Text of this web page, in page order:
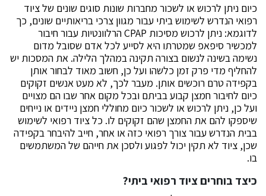
כיום ניתן לרכוש או לשכור מחברות שונות סוגים שונים של ציוד
רפואי הנדרש לשימוש ביתי עבור מגוון צרכי בריאותיים שונים, כך
לדוגמא: ניתן לרכוש מסיכות CPAP הרלוונטיות עבור חיבור
למכשיר סיפאפ שמטרתו היא לסייע לכל אדם שסובל מדום
נשימה בשינה לנשום בצורה תקינה במהלך הלילה. את המסכות יש
להחליף מדי פרק זמן כלשהו ועל כן, חשוב מאוד לבחור אותן
בקפידה טרם רוכשים אותן. מעבר לכך, לא מעט אנשים זקוקים
כיום לחיבור חמצן קבוע בביתם ובכל מקום אחר שבו הם מצויים
ועל כן, ניתן לרכוש או לשכור כיום מחוללי חמצן ניידים או נייחים
שיספקו להם את החמצן שהם זקוקים לו. כל ציוד רפואי לשימוש
בבית הנדרש עבור צורך רפואי כזה או אחר, חייב להיבחר בקפידה
שכן, ציוד לא תקין יכול לפגוע ולסכן את חייהם של המשתמשים
בו.
כיצד בוחרים ציוד רפואי ביתי?